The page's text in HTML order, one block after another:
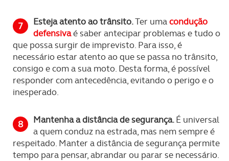
Esteja atento ao trânsito.Ter umacondução
defensivaé saber antecipar problemas e tudo o
que possa surgir de imprevisto. Para isso, é
necessário estar atento ao que se passa no trânsito,
consigo e com a sua moto. Desta forma, é possível
responder com antecedência, evitando o perigo e o
inesperado.
Mantenha a distância de segurança.É universal
a quem conduz na estrada, mas nem sempre é
respeitado. Manter a distância de segurança permite
tempo para pensar, abrandar ou parar se necessário.